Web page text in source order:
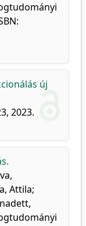
új
2023.
Attila;